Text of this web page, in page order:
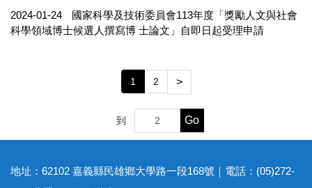
2024-01-24
國家科學及技術委員會113年度「獎勵人文與社會
科學領域博士候選人撰寫博 士論文」自即日起受理申請
1 2 >
到 Go
地址：62102 嘉義縣民雄鄉大學路一段168號｜電話：(05)272-